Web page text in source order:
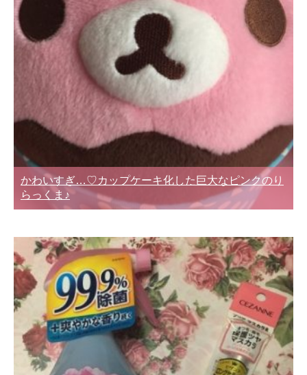
かわいすぎ…♡カップケーキ化した巨大なピンクのり
らっくま♪